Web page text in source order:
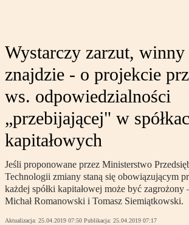
Wystarczy zarzut, winny
znajdzie - o projekcie
ws. odpowiedzialności
„przebijającej" w
kapitałowych
Jeśli proponowane przez Ministerstwo
Technologii zmiany staną się obowiązującym
każdej spółki kapitałowej może być zagrożony
Michał Romanowski i Tomasz Siemiątkowski.
Aktualizacja: 25.04.2019 07:50 Publikacja: 25.04.2019 07:17